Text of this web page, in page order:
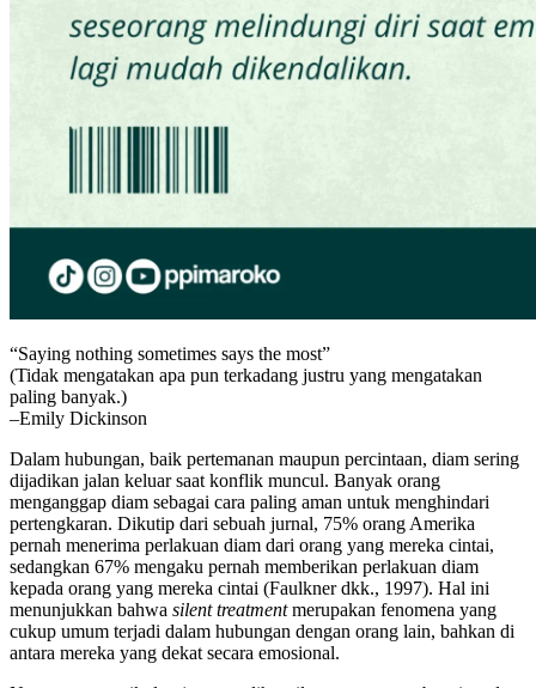
“Saying nothing sometimes says the most”
(Tidak mengatakan apa pun terkadang justru yang mengatakan
paling banyak.)
–Emily Dickinson
Dalam hubungan, baik pertemanan maupun percintaan, diam sering
dijadikan jalan keluar saat konflik muncul. Banyak orang
menganggap diam sebagai cara paling aman untuk menghindari
pertengkaran. Dikutip dari sebuah jurnal, 75% orang Amerika
pernah menerima perlakuan diam dari orang yang mereka cintai,
sedangkan 67% mengaku pernah memberikan perlakuan diam
kepada orang yang mereka cintai (Faulkner dkk., 1997). Hal ini
menunjukkan bahwa silent treatmentmerupakan fenomena yang
cukup umum terjadi dalam hubungan dengan orang lain, bahkan di
antara mereka yang dekat secara emosional.